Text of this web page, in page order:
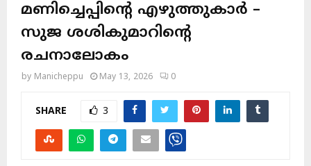
മണിച്ചെപ്പിന്റെ എഴുത്തുകാർ –
സുജ ശശികുമാറിന്റെ
രചനാലോകം
by Manicheppu May 13, 2026 0
SHARE 3